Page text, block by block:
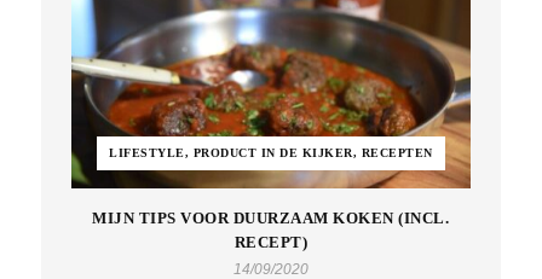
LIFESTYLE, PRODUCT IN DE KIJKER, RECEPTEN
MIJN TIPS VOOR DUURZAAM KOKEN (INCL.
RECEPT)
14/09/2020